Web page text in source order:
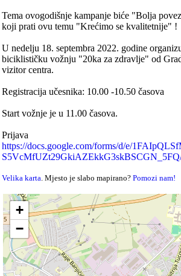
Tema ovogodišnje kampanje biće "Bolja
koji prati ovu temu "Krećimo se kvalitetnije" !
U nedelju 18. septembra 2022. godine
biciklističku vožnju "20ka za zdravlje" od
vizitor centra.
Registracija učesnika: 10.00 -10.50 časova
Start vožnje je u 11.00 časova.
Prijava
https://docs.google.com/forms/d/e/
Velika karta. Mjesto je slabo mapirano?Pomozi nam!
+
−